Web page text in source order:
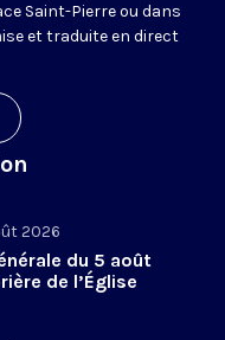
Saint-Pierre ou dans
et traduite en direct
2026
du 5 août
de l’Église